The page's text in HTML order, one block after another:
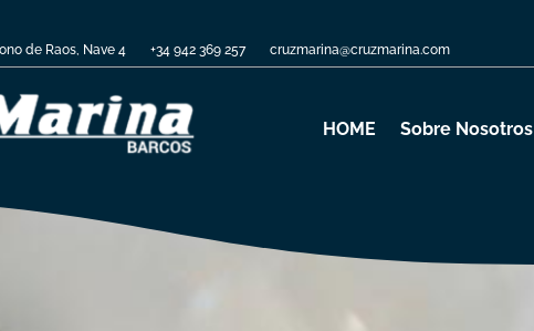
de Raos, Nave 4 +34 942 369 257 cruzmarina@cruzmarina.com
HOME Sobre Nosotros